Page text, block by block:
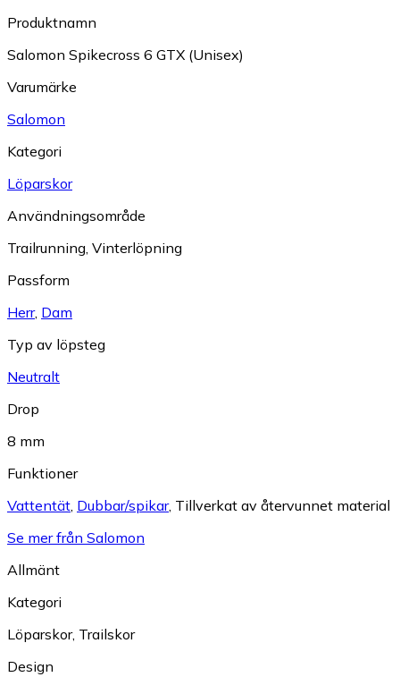
Produktnamn
Salomon Spikecross 6 GTX (Unisex)
Varumärke
Salomon
Kategori
Löparskor
Användningsområde
Trailrunning Vinterlöpning
Passform
Herr, Dam
Typ av löpsteg
Neutralt
Drop
8 mm
Funktioner
Vattentät Dubbar/spikar, Tillverkat av återvunnet material
Se mer från Salomon
Allmänt
Kategori
Löparskor, Trailskor
Design